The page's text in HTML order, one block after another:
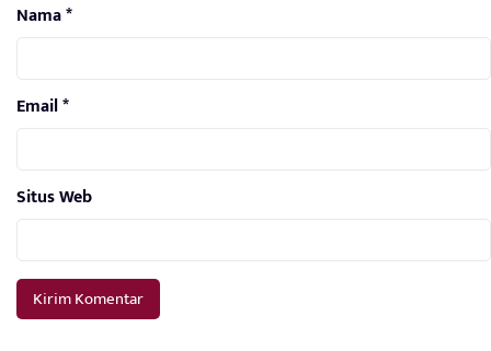
Nama*
Email*
Situs Web